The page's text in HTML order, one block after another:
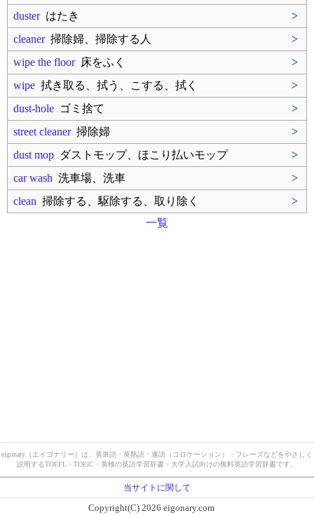
dusterはたき
>
cleaner掃除婦、掃除する人
>
wipe the floor床をふく
>
wipe 拭き取る、拭う、こする、拭く
>
dust-hole ゴミ捨て
>
street cleaner掃除婦
>
dust mop ダストモップ、ほこり払いモップ
>
car wash 洗車場、洗車
>
clean 掃除する、駆除する、取り除く
>
一覧
eigonary（エイゴナリー）は、英単語・英熟語・連語（コロケーション）・フレーズなどをやさしく
説明するTOEFL・TOEIC・英検の英語学習辞書・大学入試向けの無料英語学習辞書です。
当サイトに関して
Copyright(C) 2026 eigonary.com